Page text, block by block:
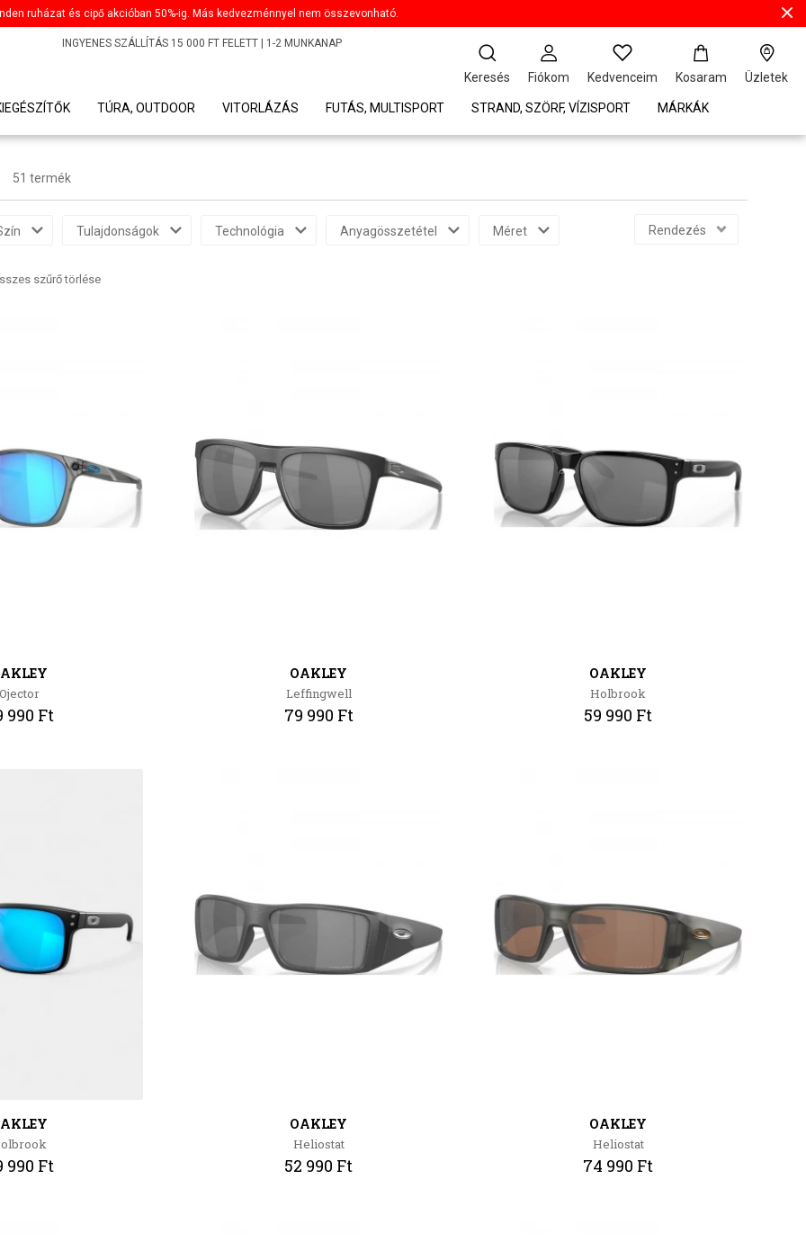
ruházat és cipő akcióban 50%-ig. Más kedvezménnyel nem összevonható.
INGYENES SZÁLLÍTÁS 15 000 FT FELETT | 1-2 MUNKANAP
TÚRA, OUTDOOR VITORLÁZÁS FUTÁS, MULTISPORT STRAND, SZÖRF, VÍZISPORT MÁRKÁK
Keresés Fiókom Kedvenceim Kosaram Üzletek
51 termék
Tulajdonságok Technológia Anyagösszetétel Méret
szűrő törlése
Rendezés
990 Ft
OAKLEY
Leffingwell
79 990 Ft
OAKLEY
Holbrook
59 990 Ft
990 Ft
OAKLEY
Heliostat
52 990 Ft
OAKLEY
Heliostat
74 990 Ft